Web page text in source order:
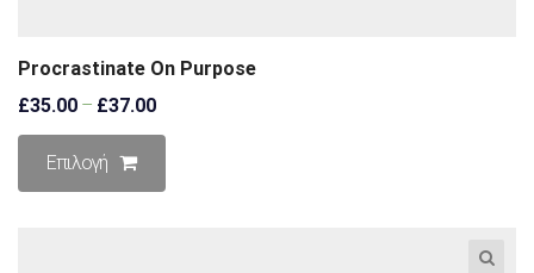
Procrastinate On Purpose
£35.00 – £37.00
Επιλογή